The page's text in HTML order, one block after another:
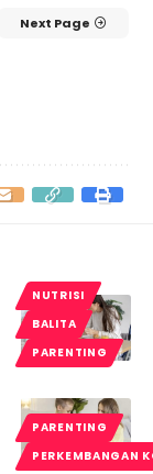
Next Page
NUTRISI
BALITA
PARENTING
PARENTING
PERKEMBANGAN